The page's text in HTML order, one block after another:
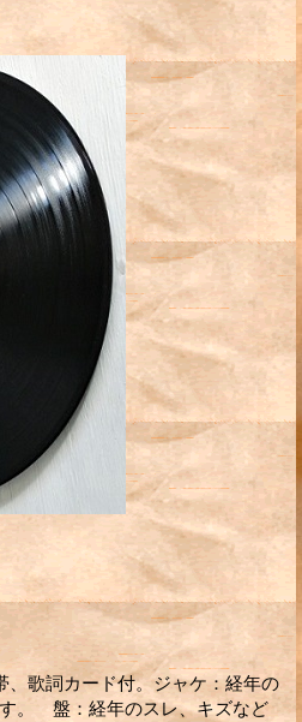
歌詞カード付。ジャケ：経年の
。 盤：経年のスレ、キズなど